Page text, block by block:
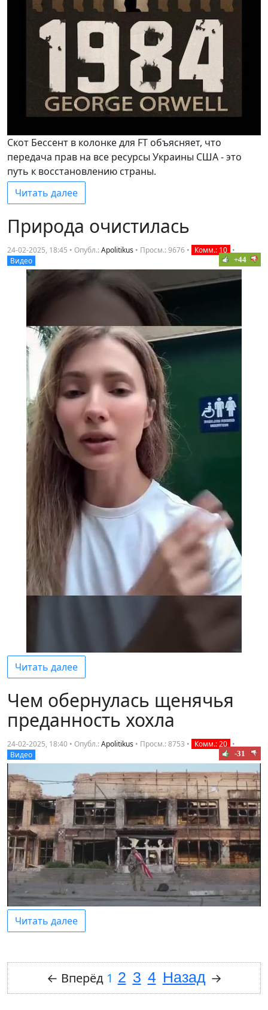
Скот Бессент в колонке для FT объясняет, что
передача прав на все ресурсы Украины США - это
путь к восстановлению страны.
Читать далее
Природа очистилась
24-02-2025, 18:45 • Опубл.:Apolitikus • Просм.: 9676 • Комм.: 10 •
Видео
+44
Читать далее
Чем обернулась щенячья
преданность хохла
24-02-2025, 18:40 • Опубл.:Apolitikus • Просм.: 8753 • Комм.: 20 •
Видео
-31
Читать далее
← Вперёд 1 2 3 4 Назад →